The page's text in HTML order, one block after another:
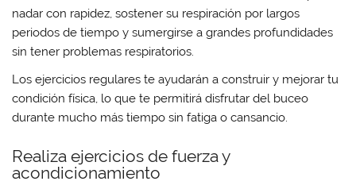
nadar con rapidez, sostener su respiración por largos
periodos de tiempo y sumergirse a grandes profundidades
sin tener problemas respiratorios.
Los ejercicios regulares te ayudarán a construir y mejorar tu
condición física, lo que te permitirá disfrutar del buceo
durante mucho más tiempo sin fatiga o cansancio.
Realiza ejercicios de fuerza y
acondicionamiento